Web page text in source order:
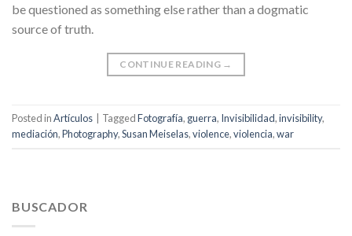
be questioned as something else rather than a dogmatic
source of truth.
CONTINUE READING →
Posted inArtículos TaggedFotografía, guerra, Invisibilidad,invisibility,
mediación,Photography,Susan Meiselas,violence,violencia,war
BUSCADOR